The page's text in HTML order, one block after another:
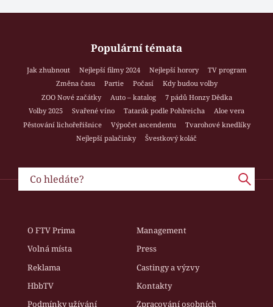
Populární témata
Jak zhubnout Nejlepší filmy 2024 Nejlepší horory
TV program
Změna času
Partie Počasí
Kdy budou volby
ZOO Nové začátky
Auto – katalog
7 pádů Honzy Dědka
Volby 2025
Svařené víno Tatarák podle Pohlreicha
Aloe vera
Pěstování lichořeřišnice
Výpočet ascendentu
Tvarohové knedlíky
Nejlepší palačinky
Švestkový koláč
O FTV Prima
Management
Volná místa
Press
Reklama
Castingy a výzvy
HbbTV
Kontakty
Podmínky užívání
Zpracování osobních